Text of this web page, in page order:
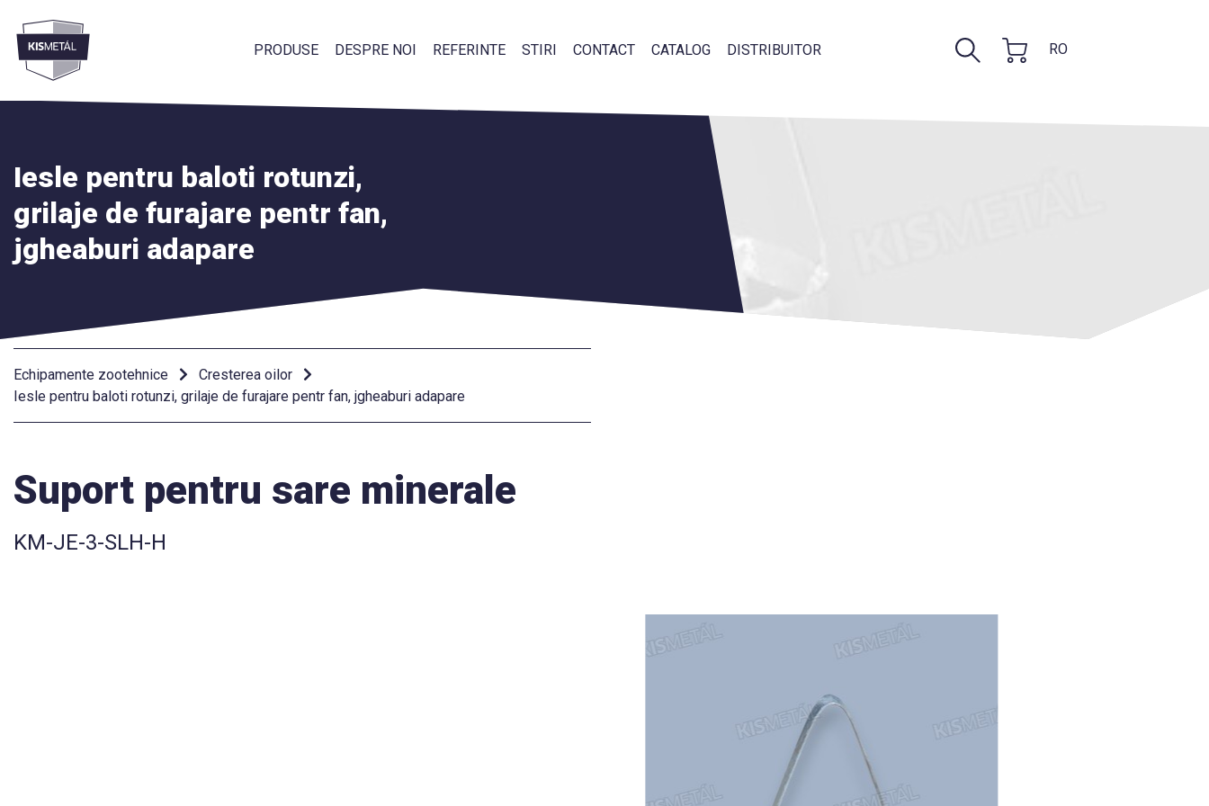
PRODUSE DESPRE NOI REFERINTE STIRI CONTACT CATALOG DISTRIBUITOR RO
Menü
Iesle pentru baloti rotunzi,
grilaje de furajare pentr fan,
jgheaburi adapare
Echipamente zootehnice
Cresterea oilor
Iesle pentru baloti rotunzi, grilaje de furajare pentr fan, jgheaburi adapare
Suport pentru sare minerale
KM-JE-3-SLH-H